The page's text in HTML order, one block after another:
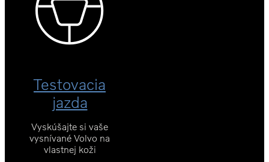
Testovacia
jazda
Vyskúšajte si vaše
vysnívané Volvo na
vlastnej koži